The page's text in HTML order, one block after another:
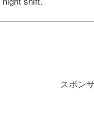
スポン